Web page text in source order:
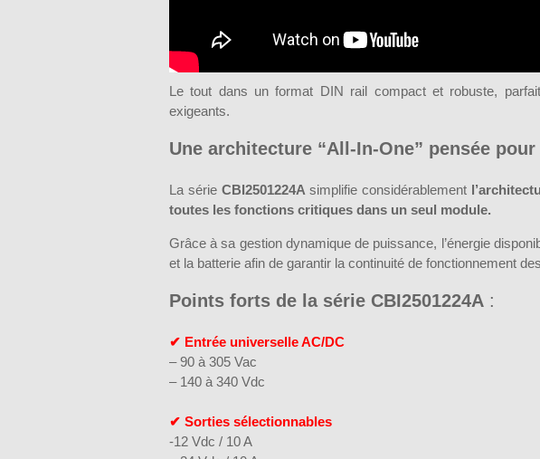
Le tout dans un format DIN rail compact et robuste,
exigeants.
Une architecture “All-In-One” pensée
La sérieCBI2501224Asimplifie considérablement
toutes les fonctions critiques dans un seul module.
Grâce à sa gestion dynamique de puissance, l’énergie
et la batterie afin de garantir la continuité de fonctionnement
Points forts de la série CBI2501224A :
✔ Entrée universelle AC/DC
– 90 à 305 Vac
– 140 à 340 Vdc
✔ Sorties sélectionnables
-12 Vdc / 10 A